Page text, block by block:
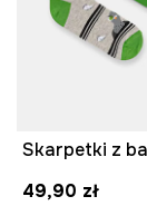
49,90 zł